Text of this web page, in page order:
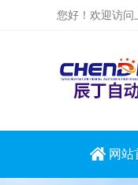
您好！欢迎访问
网站